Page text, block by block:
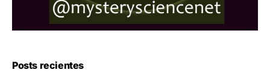
Posts recientes